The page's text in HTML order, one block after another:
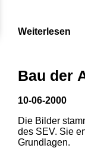
Weiterlesen
Bau der
10-06-2000
Die Bilder
des SEV. Sie
Grundlagen.